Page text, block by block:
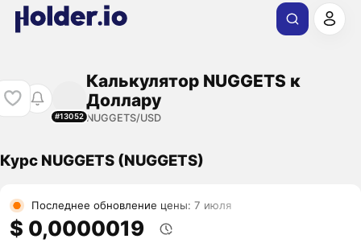
#13052
Калькулятор NUGGETS к
Доллару
NUGGETS/USD
Курс NUGGETS (NUGGETS)
Последнее обновление цены: 7 июля
$ 0,0000019